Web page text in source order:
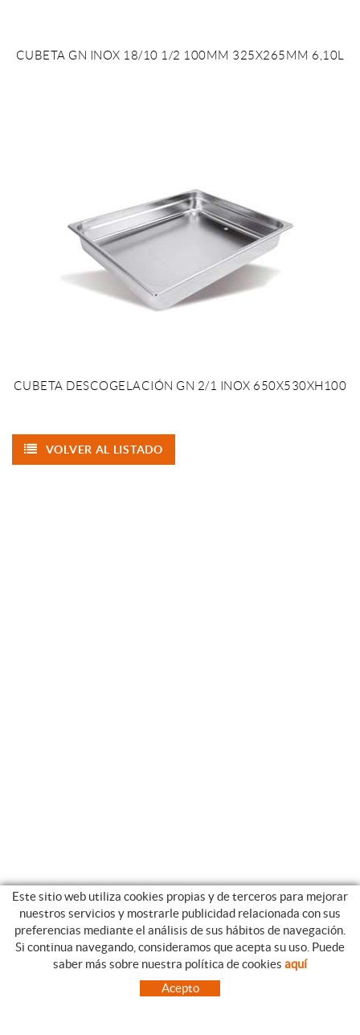
CUBETA GN INOX 18/10 1/2 100MM 325X265MM 6,10L
CUBETA DESCOGELACIÓN GN 2/1 INOX 650X530XH100
VOLVER AL LISTADO
CATEGORIAS GUIA DE COMPRA
CONDICIONES DE COMPRA
PAGO
Este sitio web utiliza cookies propias y de terceros para mejorar
nuestros servicios y mostrarle publicidad relacionada con sus
preferencias mediante el análisis de sus hábitos de navegación.
Si continua navegando, consideramos que acepta su uso. Puede
saber más sobre nuestra política de cookies aquí
Acepto